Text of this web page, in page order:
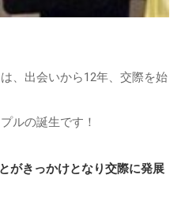
、出会いから12年、交際を始
ルの誕生です！
がきっかけとなり交際に発展